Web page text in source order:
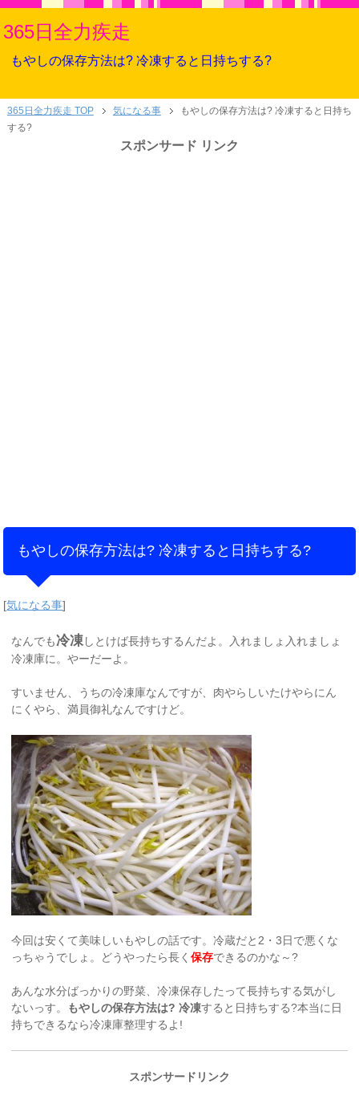
365日全力疾走
もやしの保存方法は? 冷凍すると日持ちする?
365日全力疾走 TOP 気になる事
もやしの保存方法は? 冷凍すると日持ち
する?
スポンサード リンク
もやしの保存方法は? 冷凍すると日持ちする?
[気になる事]
なんでも冷凍しとけば長持ちするんだよ。入れましょ入れましょ
冷凍庫に。やーだーよ。
すいません、うちの冷凍庫なんですが、肉やらしいたけやらにん
にくやら、満員御礼なんですけど。
今回は安くて美味しいもやしの話です。冷蔵だと2・3日で悪くな
っちゃうでしょ。どうやったら長く保存できるのかな～?
あんな水分ばっかりの野菜、冷凍保存したって長持ちする気がし
ないっす。 もやしの保存方法は? 冷凍すると日持ちする?本当に日
持ちできるなら冷凍庫整理するよ!
スポンサードリンク